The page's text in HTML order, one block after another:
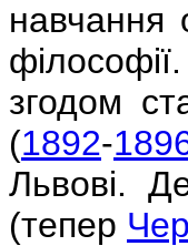
навчання
згодом
(1892-
Львові.
(тепер